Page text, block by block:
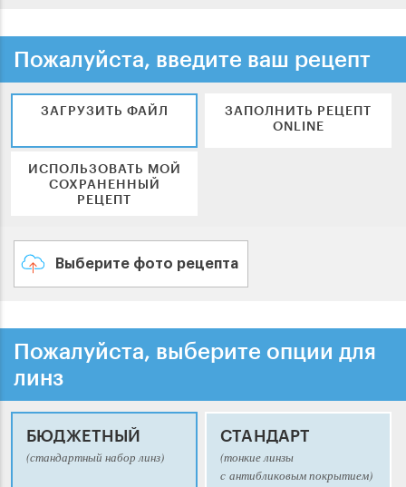
Пожалуйста, введите ваш рецепт
ЗАГРУЗИТЬ ФАЙЛ
ЗАПОЛНИТЬ РЕЦЕПТ
ONLINE
ИСПОЛЬЗОВАТЬ МОЙ
СОХРАНЕННЫЙ
РЕЦЕПТ
Выберите фото рецепта
Пожалуйста, выберите опции для
линз
БЮДЖЕТНЫЙ
(стандартный набор линз)
СТАНДАРТ
(тонкие линзы
с антибликовым покрытием)